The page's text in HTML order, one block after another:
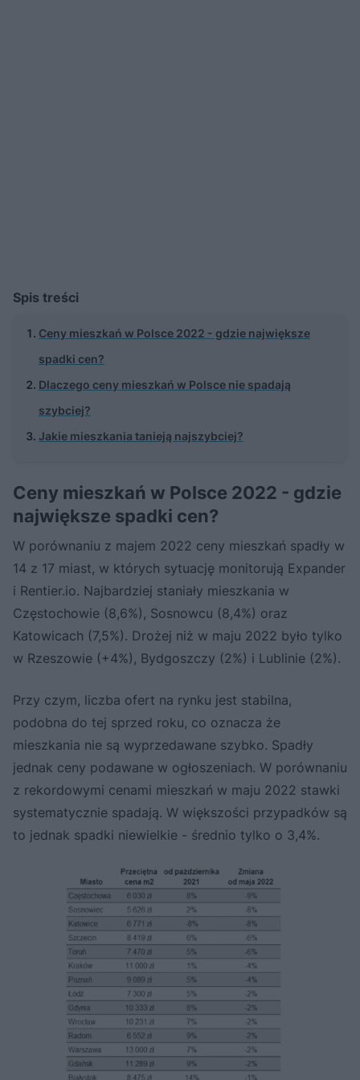
Spis treści
Ceny mieszkań w Polsce 2022 - gdzie największe
spadki cen?
Dlaczego ceny mieszkań w Polsce nie spadają
szybciej?
Jakie mieszkania tanieją najszybciej?
Ceny mieszkań w Polsce 2022 - gdzie
największe spadki cen?
W porównaniu z majem 2022 ceny mieszkań spadły w
14 z 17 miast, w których sytuację monitorują Expander
i Rentier.io. Najbardziej staniały mieszkania w
Częstochowie (8,6%), Sosnowcu (8,4%) oraz
Katowicach (7,5%). Drożej niż w maju 2022 było tylko
w Rzeszowie (+4%), Bydgoszczy (2%) i Lublinie (2%).
Przy czym, liczba ofert na rynku jest stabilna,
podobna do tej sprzed roku, co oznacza że
mieszkania nie są wyprzedawane szybko. Spadły
jednak ceny podawane w ogłoszeniach. W porównaniu
z rekordowymi cenami mieszkań w maju 2022 stawki
systematycznie spadają. W większości przypadków są
to jednak spadki niewielkie - średnio tylko o 3,4%.